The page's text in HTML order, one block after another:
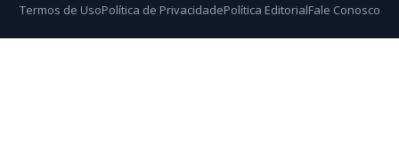
Termos de UsoPolítica de PrivacidadePolítica EditorialFale Conosco